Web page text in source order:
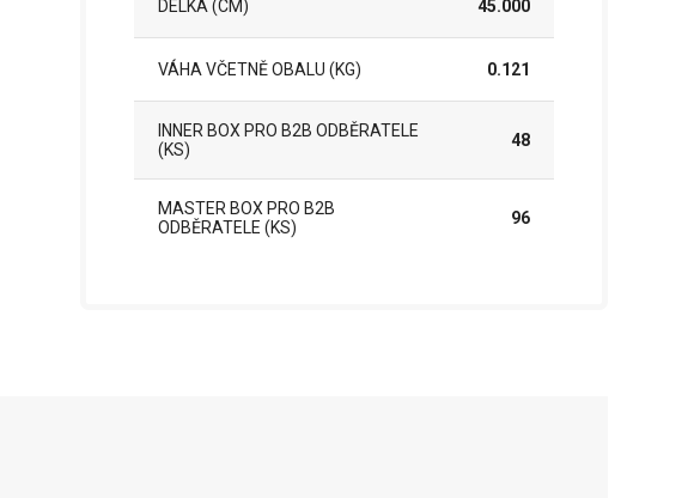
DÉLKA (CM) 45.000
VÁHA VČETNĚ OBALU (KG) 0.121
INNER BOX PRO B2B ODBĚRATELE
(KS)
48
MASTER BOX PRO B2B
ODBĚRATELE (KS)
96